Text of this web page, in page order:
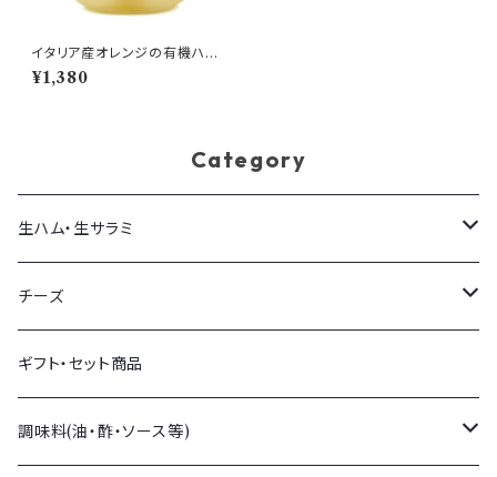
イタリア産オレンジの有機ハチ
ミツ 250g瓶
¥1,380
Category
生ハム・生サラミ
生ハム
生サラミ
イタリア産
チーズ
量り売りチーズ
パック販売チーズ
ギフト・セット商品
調味料(油・酢・ソース等)